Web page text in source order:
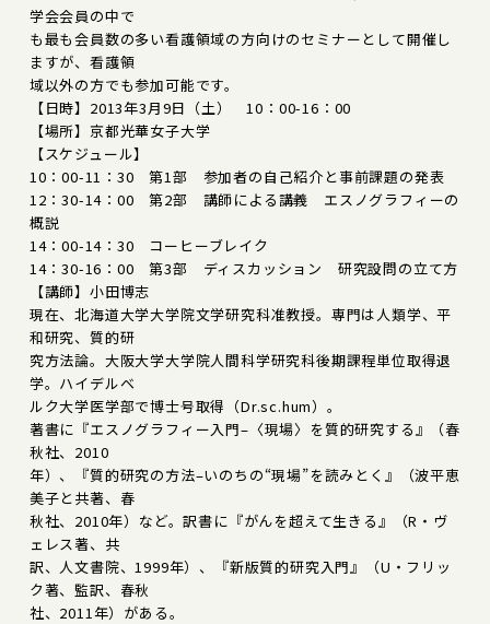
学会会員の中で
も最も会員数の多い看護領域の方向けのセミナーとして開催し
ますが、看護領
域以外の方でも参加可能です。
【日時】2013年3月9日（土） 10：00-16：00
【場所】京都光華女子大学
【スケジュール】
10：00-11：30 第1部 参加者の自己紹介と事前課題の発表
12：30-14：00 第2部 講師による講義 エスノグラフィーの
概説
14：00-14：30 コーヒーブレイク
14：30-16：00 第3部 ディスカッション 研究設問の立て方
【講師】小田博志
現在、北海道大学大学院文学研究科准教授。専門は人類学、平
和研究、質的研
究方法論。大阪大学大学院人間科学研究科後期課程単位取得退
学。ハイデルベ
ルク大学医学部で博士号取得（Dr.sc.hum）。
著書に『エスノグラフィー入門–〈現場〉を質的研究する』（春
秋社、2010
年）、『質的研究の方法–いのちの“現場”を読みとく』（波平恵
美子と共著、春
秋社、2010年）など。訳書に『がんを超えて生きる』（R・ヴ
ェレス著、共
訳、人文書院、1999年）、『新版質的研究入門』（U・フリッ
ク著、監訳、春秋
社、2011年）がある。